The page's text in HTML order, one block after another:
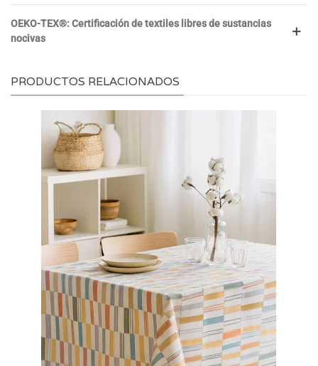
OEKO-TEX®: Certificación de textiles libres de sustancias
nocivas
PRODUCTOS RELACIONADOS